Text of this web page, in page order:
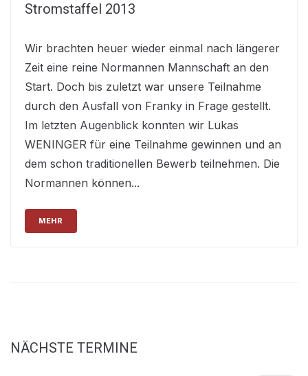
Stromstaffel 2013
Wir brachten heuer wieder einmal nach längerer
Zeit eine reine Normannen Mannschaft an den
Start. Doch bis zuletzt war unsere Teilnahme
durch den Ausfall von Franky in Frage gestellt.
Im letzten Augenblick konnten wir Lukas
WENINGER für eine Teilnahme gewinnen und an
dem schon traditionellen Bewerb teilnehmen. Die
Normannen können...
MEHR
NÄCHSTE TERMINE